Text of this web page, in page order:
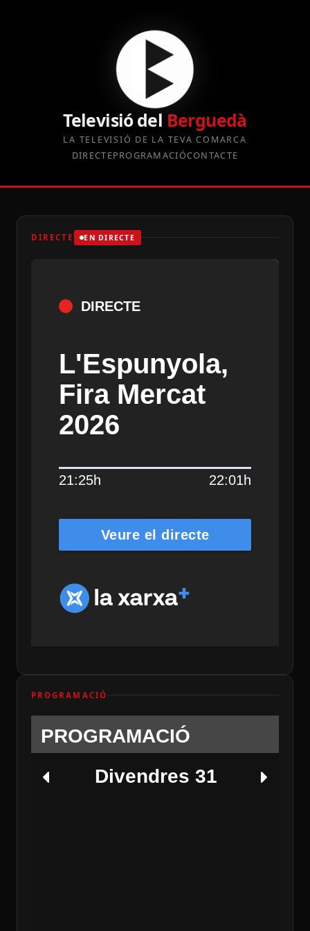
Televisió del Berguedà
LA TELEVISIÓ DE LA TEVA COMARCA
DIRECTEPROGRAMACIÓCONTACTE
DIRECTE EN DIRECTE
DIRECTE
L'Espunyola,
Fira Mercat
2026
21:25h 22:01h
Veure el directe
PROGRAMACIÓ
PROGRAMACIÓ
Divendres 31